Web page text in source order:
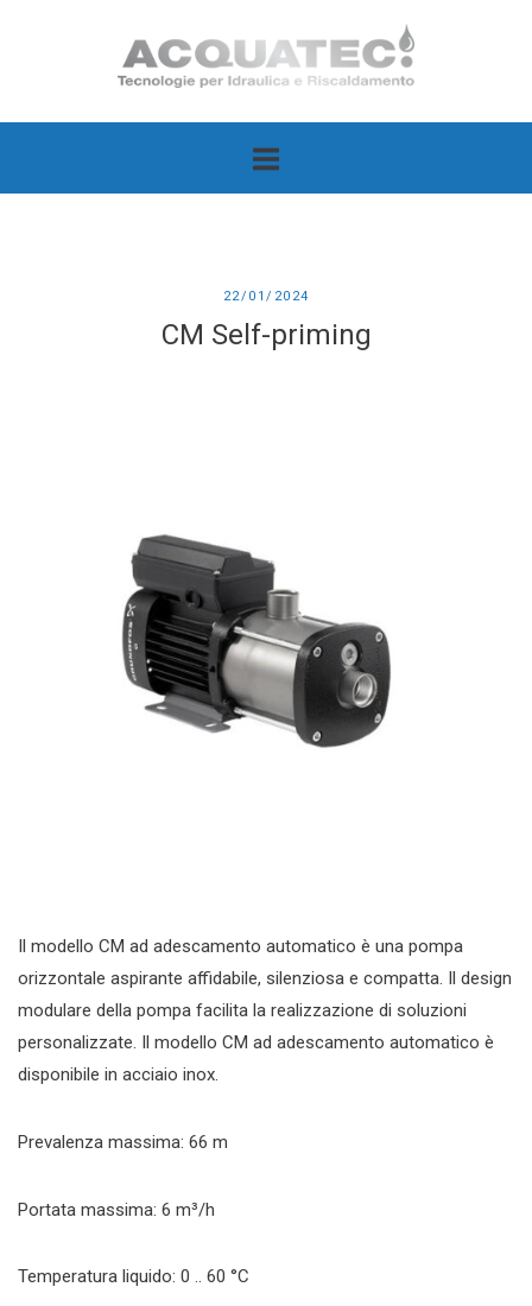
Home
22/01/2024
CM Self-priming
Il modello CM ad adescamento automatico è una pompa
orizzontale aspirante affidabile, silenziosa e compatta. Il design
modulare della pompa facilita la realizzazione di soluzioni
personalizzate. Il modello CM ad adescamento automatico è
disponibile in acciaio inox.
Prevalenza massima: 66 m
Portata massima: 6 m³/h
Temperatura liquido: 0 .. 60 °C